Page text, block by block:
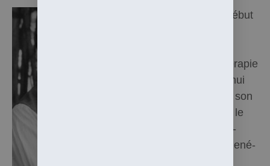
C’est au début
l’aromathérapie
d’aujourd’hui
prend tout son
sens avec le
parfumeur-
chimiste René-